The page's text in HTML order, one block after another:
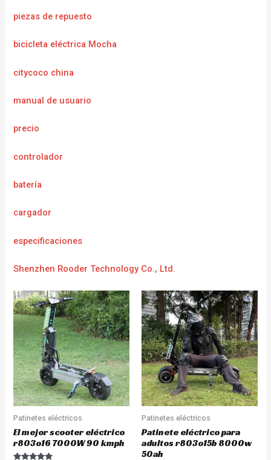
piezas de repuesto
bicicleta eléctrica Mocha
citycoco china
manual de usuario
precio
controlador
batería
cargador
especificaciones
Shenzhen Rooder Technology Co., Ltd.
Patinetes eléctricos
El mejor scooter eléctrico
r803o16 7000W 90 kmph
Patinetes eléctricos
Patinete eléctrico para
adultos r803o15b 8000w
50ah